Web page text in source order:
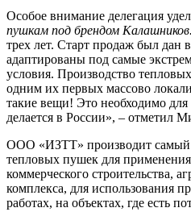
Особое внимание делегация
пушкам под брендом Калашников.
трех лет. Старт продаж был дан
адаптированы под самые
условия. Производство
одним их первых массово
такие вещи! Это необходимо
делается в России», – отметил
ООО «ИЗТТ» производит
тепловых пушек для
коммерческого строительства,
комплекса, для использования
работах, на объектах, где есть